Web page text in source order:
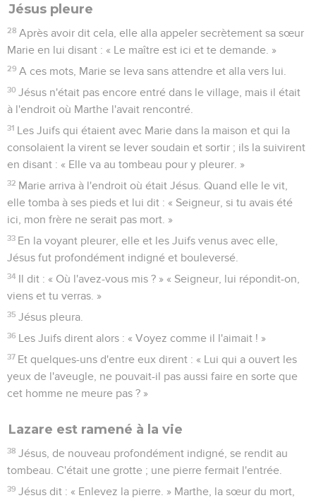
Jésus pleure
28 Après avoir dit cela, elle alla appeler secrètement sa sœur
Marie en lui disant : « Le maître est ici et te demande. »
29 A ces mots, Marie se leva sans attendre et alla vers lui.
30 Jésus n'était pas encore entré dans le village, mais il était
à l'endroit où Marthe l'avait rencontré.
31 Les Juifs qui étaient avec Marie dans la maison et qui la
consolaient la virent se lever soudain et sortir ; ils la suivirent
en disant : « Elle va au tombeau pour y pleurer. »
32 Marie arriva à l'endroit où était Jésus. Quand elle le vit,
elle tomba à ses pieds et lui dit : « Seigneur, si tu avais été
ici, mon frère ne serait pas mort. »
33 En la voyant pleurer, elle et les Juifs venus avec elle,
Jésus fut profondément indigné et bouleversé.
34 Il dit : « Où l'avez-vous mis ? » « Seigneur, lui répondit-on,
viens et tu verras. »
35 Jésus pleura.
36 Les Juifs dirent alors : « Voyez comme il l'aimait ! »
37 Et quelques-uns d'entre eux dirent : « Lui qui a ouvert les
yeux de l'aveugle, ne pouvait-il pas aussi faire en sorte que
cet homme ne meure pas ? »
Lazare est ramené à la vie
38 Jésus, de nouveau profondément indigné, se rendit au
tombeau. C'était une grotte ; une pierre fermait l'entrée.
39 Jésus dit : « Enlevez la pierre. » Marthe, la sœur du mort,